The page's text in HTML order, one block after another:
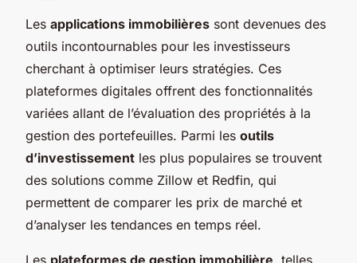
Les applications immobilières sont devenues des
outils incontournables pour les investisseurs
cherchant à optimiser leurs stratégies. Ces
plateformes digitales offrent des fonctionnalités
variées allant de l’évaluation des propriétés à la
gestion des portefeuilles. Parmi les outils
d’investissement les plus populaires se trouvent
des solutions comme Zillow et Redfin, qui
permettent de comparer les prix de marché et
d’analyser les tendances en temps réel.
Les plateformes de gestion immobilière, telles